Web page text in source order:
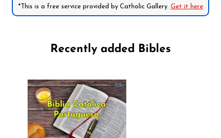
*This is a free service provided by Catholic Gallery. Get it here
Recently added Bibles